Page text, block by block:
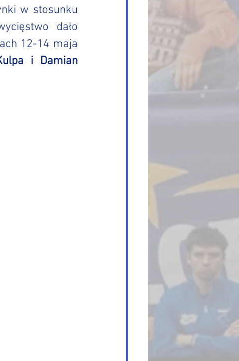
w stosunku
dało
12-14 maja
i Damian